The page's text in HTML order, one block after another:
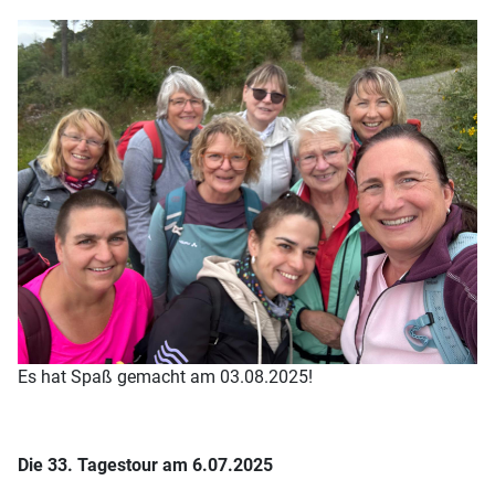
Es hat Spaß gemacht am 03.08.2025!
Die 33. Tagestour am 6.07.2025